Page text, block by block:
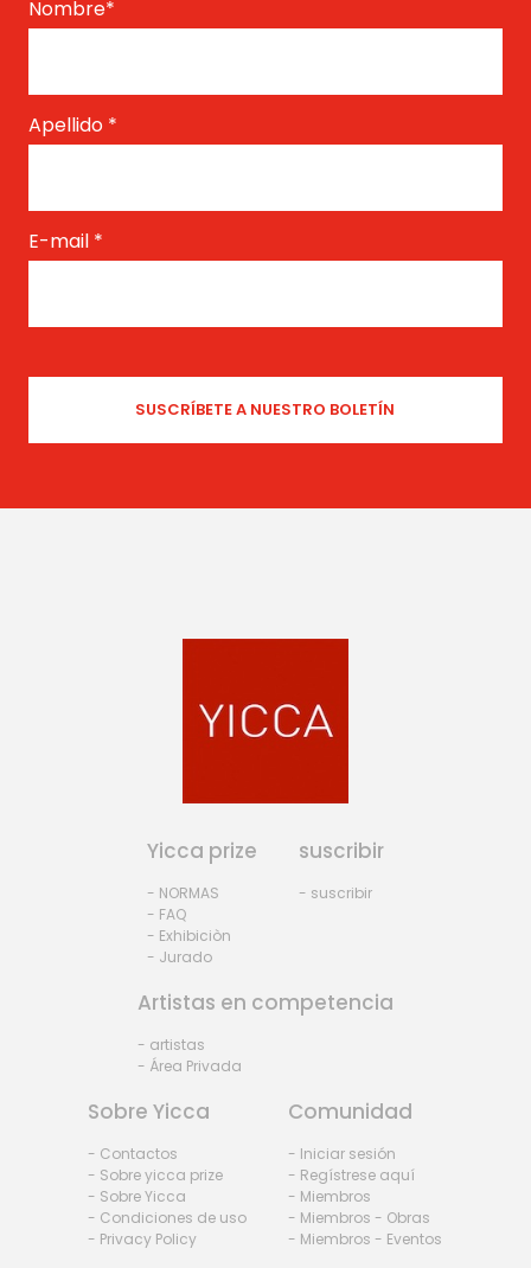
Nombre*
Apellido *
E-mail *
Yicca prize
- NORMAS
- FAQ
- Exhibiciòn
- Jurado
suscribir
- suscribir
Artistas en competencia
- artistas
- Área Privada
Sobre Yicca
- Contactos
- Sobre yicca prize
- Sobre Yicca
- Condiciones de uso
- Privacy Policy
Comunidad
- Iniciar sesión
- Regístrese aquí
- Miembros
- Miembros - Obras
- Miembros - Eventos